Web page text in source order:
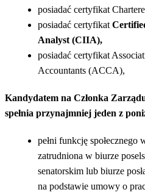
posiadać certyfikat
posiadać certyfikat
Analyst (CIIA),
posiadać certyfikat
Accountants (ACCA),
Kandydatem na Członka
spełnia przynajmniej jeden z
pełni funkcję społecznego
zatrudniona w biurze
senatorskim lub biurze
na podstawie umowy o